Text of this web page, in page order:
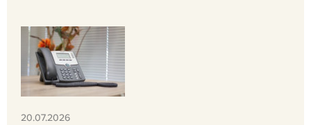
20.07.2026